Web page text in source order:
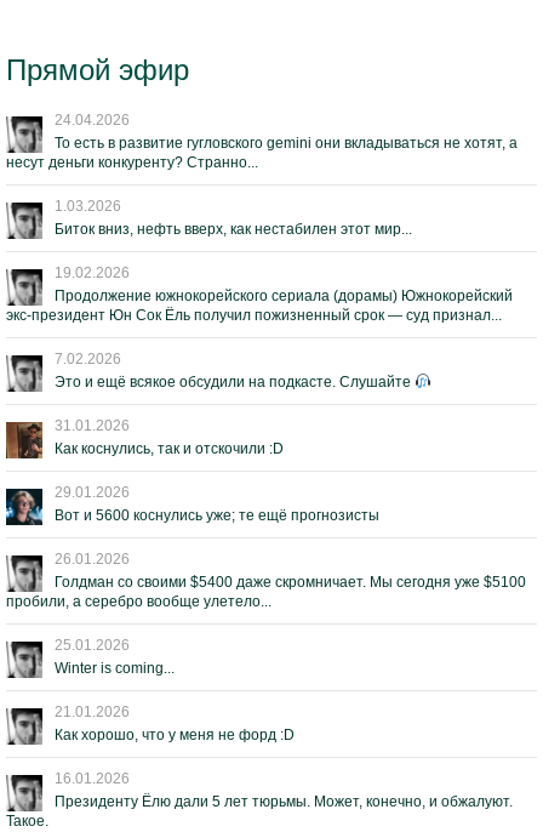
Прямой эфир
24.04.2026
То есть в развитие гугловского gemini они вкладываться не хотят, а
несут деньги конкуренту? Странно...
1.03.2026
Биток вниз, нефть вверх, как нестабилен этот мир...
19.02.2026
Продолжение южнокорейского сериала (дорамы) Южнокорейский
экс-президент Юн Сок Ёль получил пожизненный срок — суд признал...
7.02.2026
Это и ещё всякое обсудили на подкасте. Слушайте
31.01.2026
Как коснулись, так и отскочили :D
29.01.2026
Вот и 5600 коснулись уже; те ещё прогнозисты
26.01.2026
Голдман со своими $5400 даже скромничает. Мы сегодня уже $5100
пробили, а серебро вообще улетело...
25.01.2026
Winter is coming...
21.01.2026
Как хорошо, что у меня не форд :D
16.01.2026
Президенту Ёлю дали 5 лет тюрьмы. Может, конечно, и обжалуют.
Такое.